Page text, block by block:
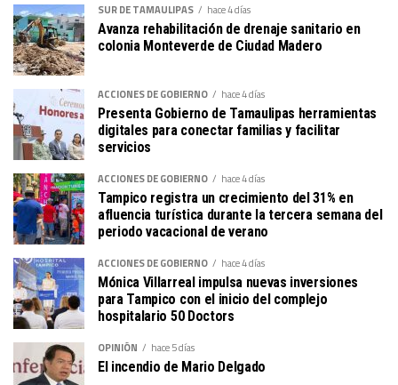
SUR DE TAMAULIPAS hace 4 días
Avanza rehabilitación de drenaje sanitario en
colonia Monteverde de Ciudad Madero
ACCIONES DE GOBIERNO hace 4 días
Presenta Gobierno de Tamaulipas herramientas
digitales para conectar familias y facilitar
servicios
ACCIONES DE GOBIERNO hace 4 días
Tampico registra un crecimiento del 31% en
afluencia turística durante la tercera semana del
periodo vacacional de verano
ACCIONES DE GOBIERNO hace 4 días
Mónica Villarreal impulsa nuevas inversiones
para Tampico con el inicio del complejo
hospitalario 50 Doctors
OPINIÓN hace 5 días
El incendio de Mario Delgado